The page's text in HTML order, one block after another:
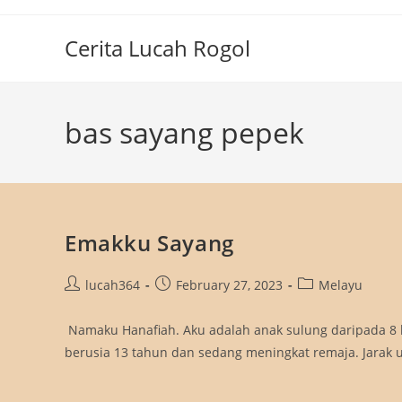
Cerita Lucah Rogol
bas sayang pepek
Emakku Sayang
Postlucah364
PostFebruary 27, 2023
PostMelayu
Namaku Hanafiah. Aku adalah anak sulung daripada
berusia 13 tahun dan sedang meningkat remaja. Jarak